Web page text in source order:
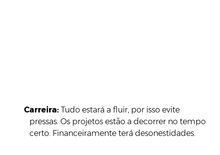
Carreira: Tudo estará a fluir, por isso evite
pressas. Os projetos estão a decorrer no tempo
certo. Financeiramente terá desonestidades.